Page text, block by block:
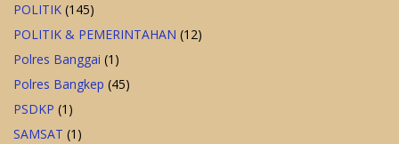
POLITIK (145)
POLITIK & PEMERINTAHAN (12)
Polres Banggai (1)
Polres Bangkep (45)
PSDKP (1)
SAMSAT (1)